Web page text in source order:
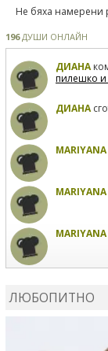
Не бяха намерени
196ДУШИ ОНЛАЙН
ДИАНА
пилешко и
ДИАНА
ЛЮБОПИТНО